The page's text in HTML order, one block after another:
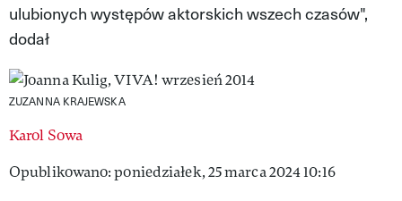
VIVA!PEOPLE POWER
ulubionych występów aktorskich wszech czasów",
dodał
ZUZANNA KRAJEWSKA
Karol Sowa
Opublikowano: poniedziałek, 25 marca 2024 10:16